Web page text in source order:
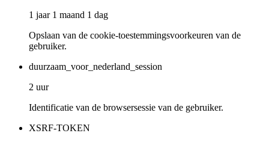
1 jaar 1 maand 1 dag
Opslaan van de cookie-toestemmingsvoorkeuren van de
gebruiker.
duurzaam_voor_nederland_session
2 uur
Identificatie van de browsersessie van de gebruiker.
XSRF-TOKEN